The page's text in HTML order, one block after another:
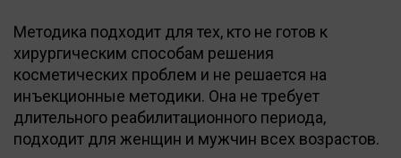
Методика подходит для тех, кто не готов к
хирургическим способам решения
косметических проблем и не решается на
инъекционные методики. Она не требует
длительного реабилитационного периода,
подходит для женщин и мужчин всех возрастов.